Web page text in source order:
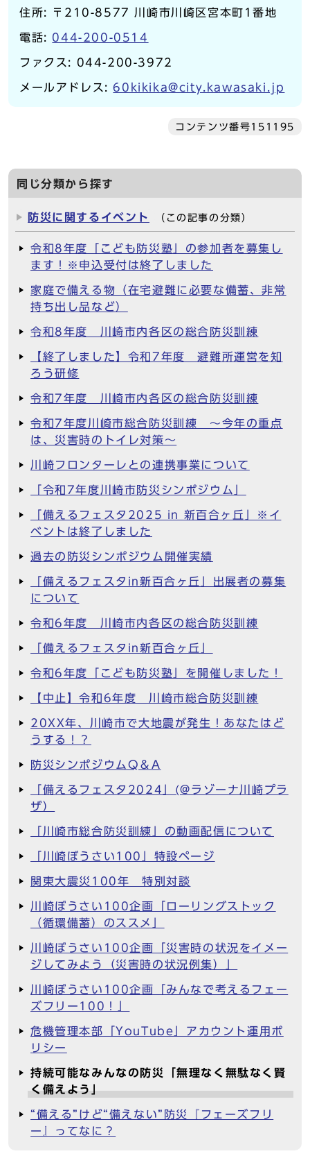
住所: 〒210-8577 川崎市川崎区宮本町1番地
電話: 044-200-0514
ファクス: 044-200-3972
メールアドレス:60kikika@city.kawasaki.jp
コンテンツ番号151195
同じ分類から探す
防災に関するイベント （この記事の分類）
令和8年度「こども防災塾」の参加者を募集し
ます！※申込受付は終了しました
家庭で備える物（在宅避難に必要な備蓄、非常
持ち出し品など）
令和8年度 川崎市内各区の総合防災訓練
【終了しました】令和7年度 避難所運営を知
ろう研修
令和7年度 川崎市内各区の総合防災訓練
令和7年度川崎市総合防災訓練 ～今年の重点
は、災害時のトイレ対策～
川崎フロンターレとの連携事業について
「令和7年度川崎市防災シンポジウム」
「備えるフェスタ2025 in 新百合ヶ丘」※イ
ベントは終了しました
過去の防災シンポジウム開催実績
「備えるフェスタin新百合ヶ丘」出展者の募集
について
令和6年度 川崎市内各区の総合防災訓練
「備えるフェスタin新百合ヶ丘」
令和6年度「こども防災塾」を開催しました！
【中止】令和6年度 川崎市総合防災訓練
20XX年、川崎市で大地震が発生！あなたはど
うする！？
防災シンポジウムQ＆A
「備えるフェスタ2024」(@ラゾーナ川崎プラ
ザ）
「川崎市総合防災訓練」の動画配信について
「川崎ぼうさい100」特設ページ
関東大震災100年 特別対談
川崎ぼうさい100企画「ローリングストック
（循環備蓄）のススメ」
川崎ぼうさい100企画「災害時の状況をイメー
ジしてみよう（災害時の状況例集）」
川崎ぼうさい100企画「みんなで考えるフェー
ズフリー100！」
危機管理本部「YouTube」アカウント運用ポ
リシー
持続可能なみんなの防災「無理なく無駄なく賢
く備えよう」
“備える”けど“備えない”防災『フェーズフリ
ー』ってなに？